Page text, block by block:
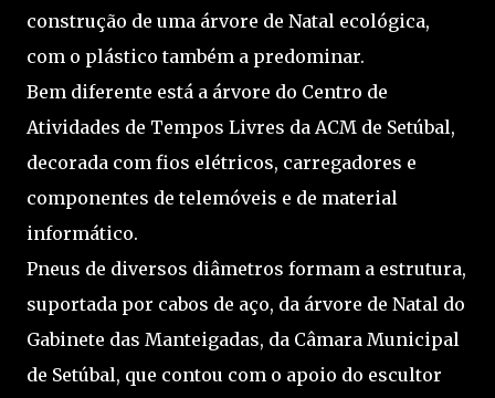
construção de uma árvore de Natal ecológica,
com o plástico também a predominar.
Bem diferente está a árvore do Centro de
Atividades de Tempos Livres da ACM de Setúbal,
decorada com fios elétricos, carregadores e
componentes de telemóveis e de material
informático.
Pneus de diversos diâmetros formam a estrutura,
suportada por cabos de aço, da árvore de Natal do
Gabinete das Manteigadas, da Câmara Municipal
de Setúbal, que contou com o apoio do escultor